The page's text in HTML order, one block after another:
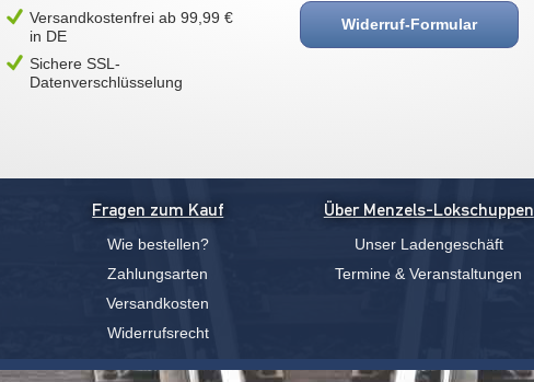
Versandkostenfrei ab 99,99 €
in DE
Sichere SSL-
Datenverschlüsselung
Widerruf-Formular
Fragen zum Kauf
Wie bestellen?
Zahlungsarten
Versandkosten
Widerrufsrecht
Über Menzels-Lokschuppen
Unser Ladengeschäft
Termine & Veranstaltungen